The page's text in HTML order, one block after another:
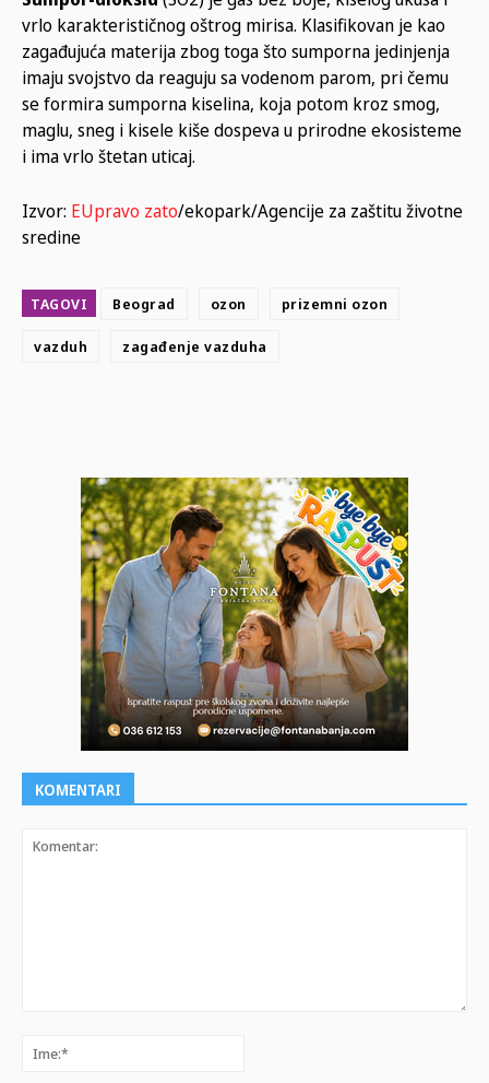
vrlo karakterističnog oštrog mirisa. Klasifikovan je kao
zagađujuća materija zbog toga što sumporna jedinjenja
imaju svojstvo da reaguju sa vodenom parom, pri čemu
se formira sumporna kiselina, koja potom kroz smog,
maglu, sneg i kisele kiše dospeva u prirodne ekosisteme
i ima vrlo štetan uticaj.
Izvor: EUpravo zato/ekopark/Agencije za zaštitu životne
sredine
TAGOVI Beograd ozon prizemni ozon
vazduh zagađenje vazduha
KOMENTARI